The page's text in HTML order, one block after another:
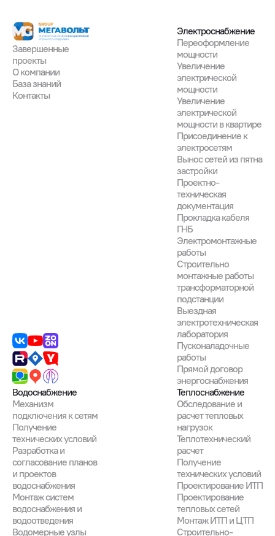
Завершенные
проекты
О компании
База знаний
Контакты
Электроснабжение
Переоформление
мощности
Увеличение
электрической
мощности
Увеличение
электрической
мощности в квартире
Присоединение к
электросетям
Вынос сетей из пятна
застройки
Проектно-
техническая
документация
Прокладка кабеля
ГНБ
Электромонтажные
работы
Строительно
монтажные работы
трансформаторной
подстанции
Выездная
электротехническая
лаборатория
Пусконаладочные
работы
Прямой договор
энергоснабжения
Водоснабжение
Механизм
подключения к сетям
Получение
технических условий
Разработка и
согласование планов
и проектов
водоснабжения
Монтаж систем
водоснабжения и
водоотведения
Водомерные узлы
Теплоснабжение
Обследование и
расчет тепловых
нагрузок
Теплотехнический
расчет
Получение
технических условий
Проектирование ИТП
Проектирование
тепловых сетей
Монтаж ИТП и ЦТП
Строительно-